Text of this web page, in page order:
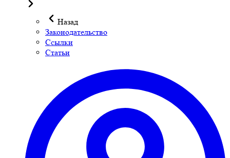
Назад
Законодательство
Ссылки
Статьи